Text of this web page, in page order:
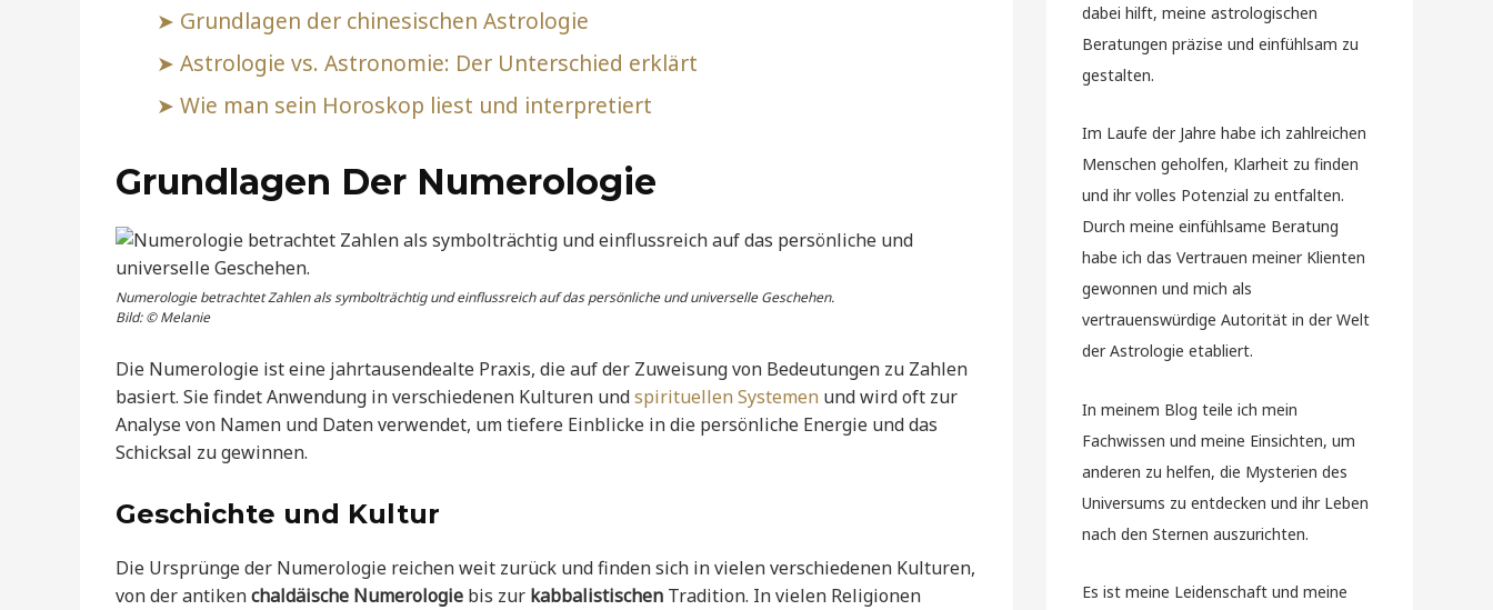
Grundlagen der chinesischen Astrologie
Astrologie vs. Astronomie: Der Unterschied erklärt
Wie man sein Horoskop liest und interpretiert
Grundlagen Der Numerologie
Numerologie betrachtet Zahlen als symbolträchtig und einflussreich auf das persönliche und universelle Geschehen.
Bild: © Melanie
Die Numerologie ist eine jahrtausendealte Praxis, die auf der Zuweisung von Bedeutungen zu Zahlen
basiert. Sie findet Anwendung in verschiedenen Kulturen undspirituellen Systemen und wird oft zur
Analyse von Namen und Daten verwendet, um tiefere Einblicke in die persönliche Energie und das
Schicksal zu gewinnen.
Geschichte und Kultur
Die Ursprünge der Numerologie reichen weit zurück und finden sich in vielen verschiedenen Kulturen,
von der antikenchaldäische Numerologie bis zur kabbalistischen Tradition. In vielen Religionen
dabei hilft, meine astrologischen
Beratungen präzise und einfühlsam zu
gestalten.
Im Laufe der Jahre habe ich zahlreichen
Menschen geholfen, Klarheit zu finden
und ihr volles Potenzial zu entfalten.
Durch meine einfühlsame Beratung
habe ich das Vertrauen meiner Klienten
gewonnen und mich als
vertrauenswürdige Autorität in der Welt
der Astrologie etabliert.
In meinem Blog teile ich mein
Fachwissen und meine Einsichten, um
anderen zu helfen, die Mysterien des
Universums zu entdecken und ihr Leben
nach den Sternen auszurichten.
Es ist meine Leidenschaft und meine